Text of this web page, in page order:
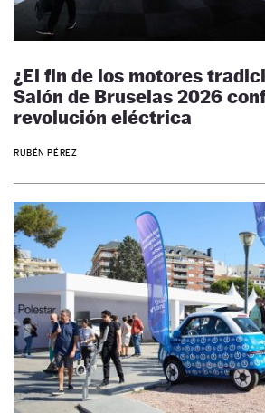
¿El fin de los motores
Salón de Bruselas 2026
revolución eléctrica
RUBÉN PÉREZ